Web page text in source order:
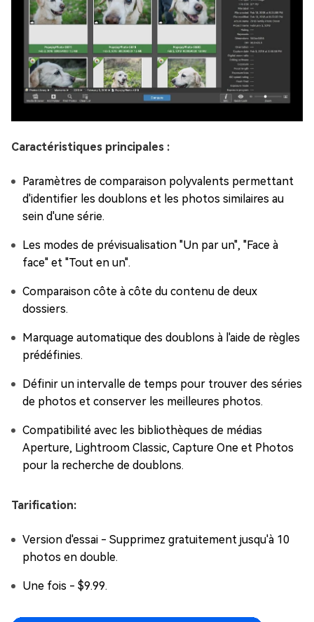
Caractéristiques principales :
Paramètres de comparaison polyvalents permettant
d'identifier les doublons et les photos similaires au
sein d'une série.
Les modes de prévisualisation "Un par un", "Face à
face" et "Tout en un".
Comparaison côte à côte du contenu de deux
dossiers.
Marquage automatique des doublons à l'aide de règles
prédéfinies.
Définir un intervalle de temps pour trouver des séries
de photos et conserver les meilleures photos.
Compatibilité avec les bibliothèques de médias
Aperture, Lightroom Classic, Capture One et Photos
pour la recherche de doublons.
Tarification:
Version d'essai - Supprimez gratuitement jusqu'à 10
photos en double.
Une fois - $9.99.